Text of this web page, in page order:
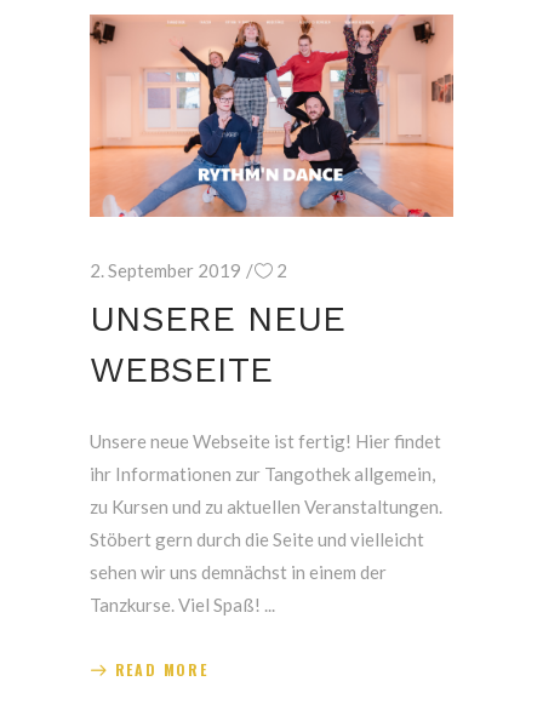
2. September 2019 2
UNSERE NEUE
WEBSEITE
Unsere neue Webseite ist fertig! Hier findet
ihr Informationen zur Tangothek allgemein,
zu Kursen und zu aktuellen Veranstaltungen.
Stöbert gern durch die Seite und vielleicht
sehen wir uns demnächst in einem der
Tanzkurse. Viel Spaß!
READ MORE